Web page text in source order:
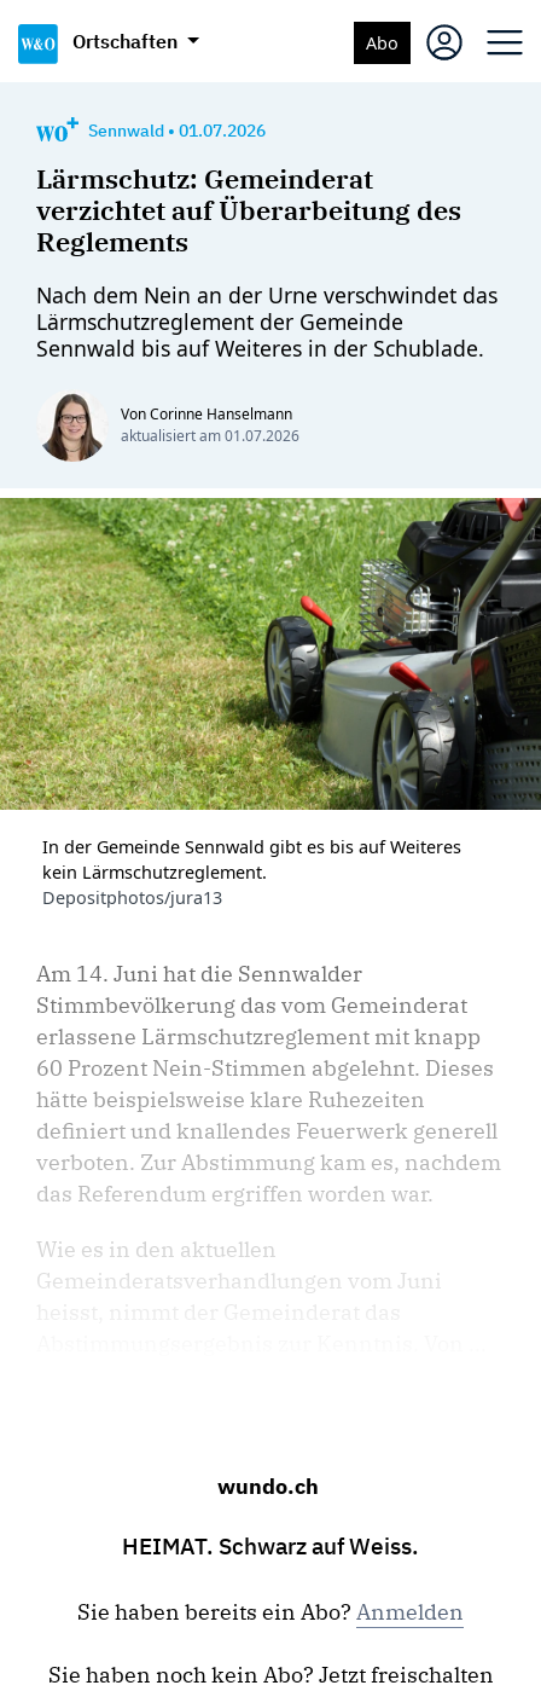
Ortschaften Abo
Sennwald • 01.07.2026
Lärmschutz: Gemeinderat
verzichtet auf Überarbeitung des
Reglements
Nach dem Nein an der Urne verschwindet das
Lärmschutzreglement der Gemeinde
Sennwald bis auf Weiteres in der Schublade.
Von Corinne Hanselmann
aktualisiert am01.07.2026
In der Gemeinde Sennwald gibt es bis auf Weiteres
kein Lärmschutzreglement.
Depositphotos/jura13
Am 14. Juni hat die Sennwalder
Stimmbevölkerung das vom Gemeinderat
erlassene Lärmschutzreglement mit knapp
60 Prozent Nein-Stimmen abgelehnt. Dieses
hätte beispielsweise klare Ruhezeiten
definiert und knallendes Feuerwerk generell
verboten. Zur Abstimmung kam es, nachdem
das Referendum ergriffen worden war.
Wie es in den aktuellen
Gemeinderatsverhandlungen vom Juni
wundo.ch
HEIMAT. Schwarz auf Weiss.
Sie haben bereits ein Abo? Anmelden
Sie haben noch kein Abo? Jetzt freischalten